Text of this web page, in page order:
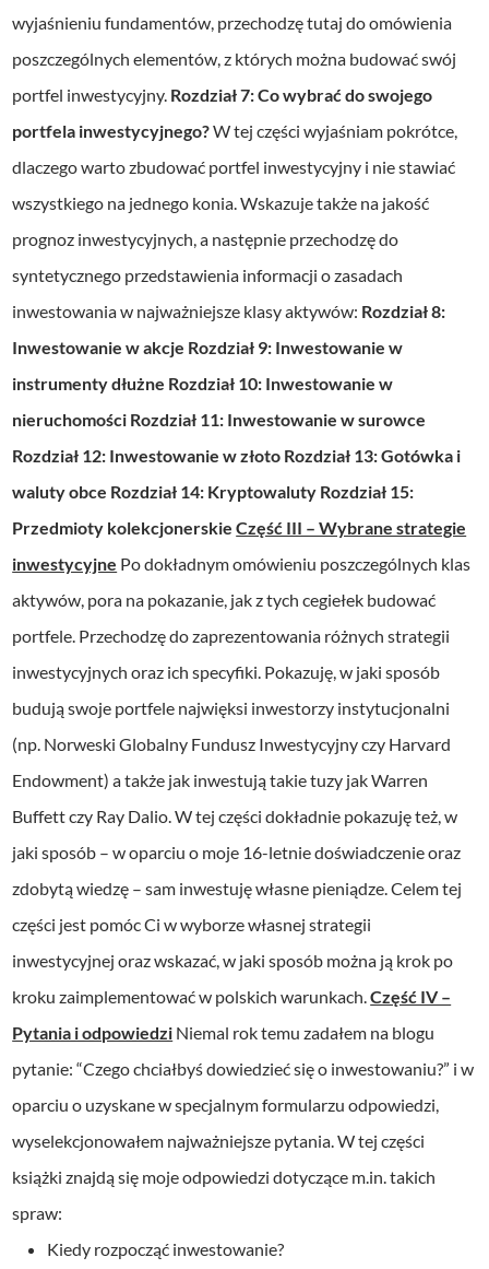
wyjaśnieniu fundamentów, przechodzę tutaj do omówienia
poszczególnych elementów, z których można budować swój
portfel inwestycyjny. Rozdział 7: Co wybrać do swojego
portfela inwestycyjnego?W tej części wyjaśniam pokrótce,
dlaczego warto zbudować portfel inwestycyjny i nie stawiać
wszystkiego na jednego konia. Wskazuje także na jakość
prognoz inwestycyjnych, a następnie przechodzę do
syntetycznego przedstawienia informacji o zasadach
inwestowania w najważniejsze klasy aktywów: Rozdział 8:
Inwestowanie w akcje Rozdział 9: Inwestowanie w
instrumenty dłużne Rozdział 10: Inwestowanie w
nieruchomości Rozdział 11: Inwestowanie w surowce
Rozdział 12: Inwestowanie w złoto Rozdział 13: Gotówka i
waluty obce Rozdział 14: Kryptowaluty Rozdział 15:
Przedmioty kolekcjonerskie Część III – Wybrane strategie
inwestycyjne Po dokładnym omówieniu poszczególnych klas
aktywów, pora na pokazanie, jak z tych cegiełek budować
portfele. Przechodzę do zaprezentowania różnych strategii
inwestycyjnych oraz ich specyfiki. Pokazuję, w jaki sposób
budują swoje portfele najwięksi inwestorzy instytucjonalni
(np. Norweski Globalny Fundusz Inwestycyjny czy Harvard
Endowment) a także jak inwestują takie tuzy jak Warren
Buffett czy Ray Dalio. W tej części dokładnie pokazuję też, w
jaki sposób – w oparciu o moje 16-letnie doświadczenie oraz
zdobytą wiedzę – sam inwestuję własne pieniądze. Celem tej
części jest pomóc Ci w wyborze własnej strategii
inwestycyjnej oraz wskazać, w jaki sposób można ją krok po
kroku zaimplementować w polskich warunkach.Część IV –
Pytania i odpowiedzi Niemal rok temu zadałem na blogu
pytanie: “Czego chciałbyś dowiedzieć się o inwestowaniu?” i w
oparciu o uzyskane w specjalnym formularzu odpowiedzi,
wyselekcjonowałem najważniejsze pytania. W tej części
książki znajdą się moje odpowiedzi dotyczące m.in. takich
spraw:
Kiedy rozpocząć inwestowanie?